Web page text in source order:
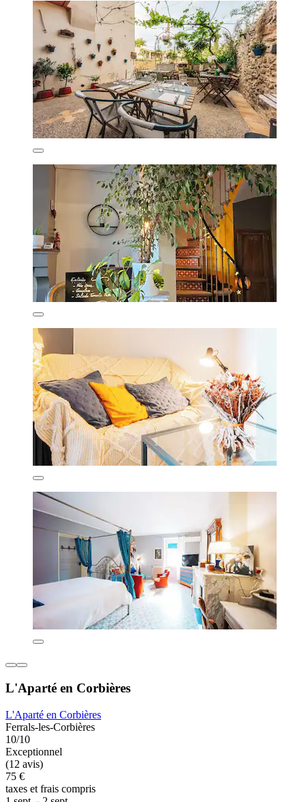
L'Aparté en Corbières
L'Aparté en Corbières
Ferrals-les-Corbières
10/10
Exceptionnel
(12 avis)
75 €
taxes et frais compris